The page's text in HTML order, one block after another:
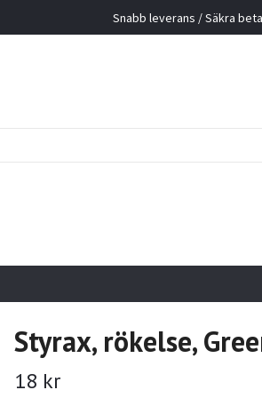
Snabb leverans / Säkra
Styrax, rökelse,
18 kr